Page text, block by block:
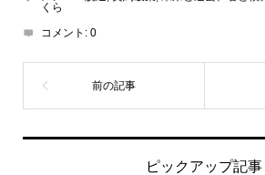
くら
コメント: 0
ピックアップ記事